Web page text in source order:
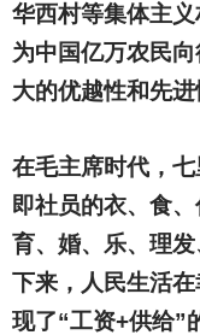
华西村等集体主
为中国亿万农民
大的优越性和先进
在毛主席时代，七
即社员的衣、食
育、婚、乐、理
下来，人民生活
现了“工资+供给”